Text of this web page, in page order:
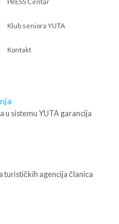
PRESS Centar
Klub seniora YUTA
Kontakt
u sistemu YUTA garancija
turističkih agencija članica